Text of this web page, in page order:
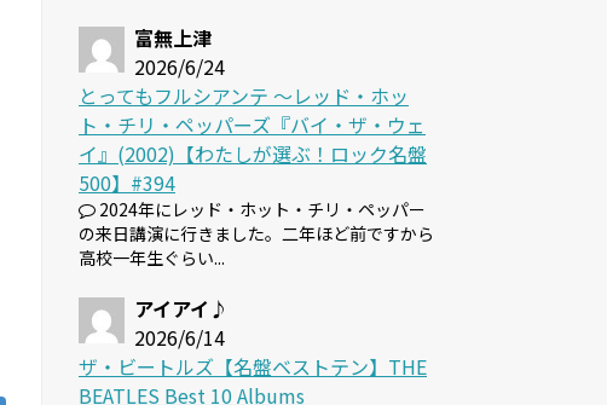
富無上津
2026/6/24
とってもフルシアンテ 〜レッド・ホッ
ト・チリ・ペッパーズ『バイ・ザ・ウェ
イ』(2002)【わたしが選ぶ！ロック名盤
500】#394
2024年にレッド・ホット・チリ・ペッパー
の来日講演に行きました。二年ほど前ですから
高校一年生ぐらい...
アイアイ♪
2026/6/14
ザ・ビートルズ【名盤ベストテン】THE
BEATLES Best 10 Albums